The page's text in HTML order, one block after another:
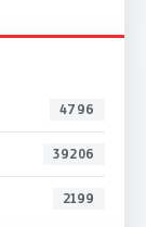
4796
39206
2199